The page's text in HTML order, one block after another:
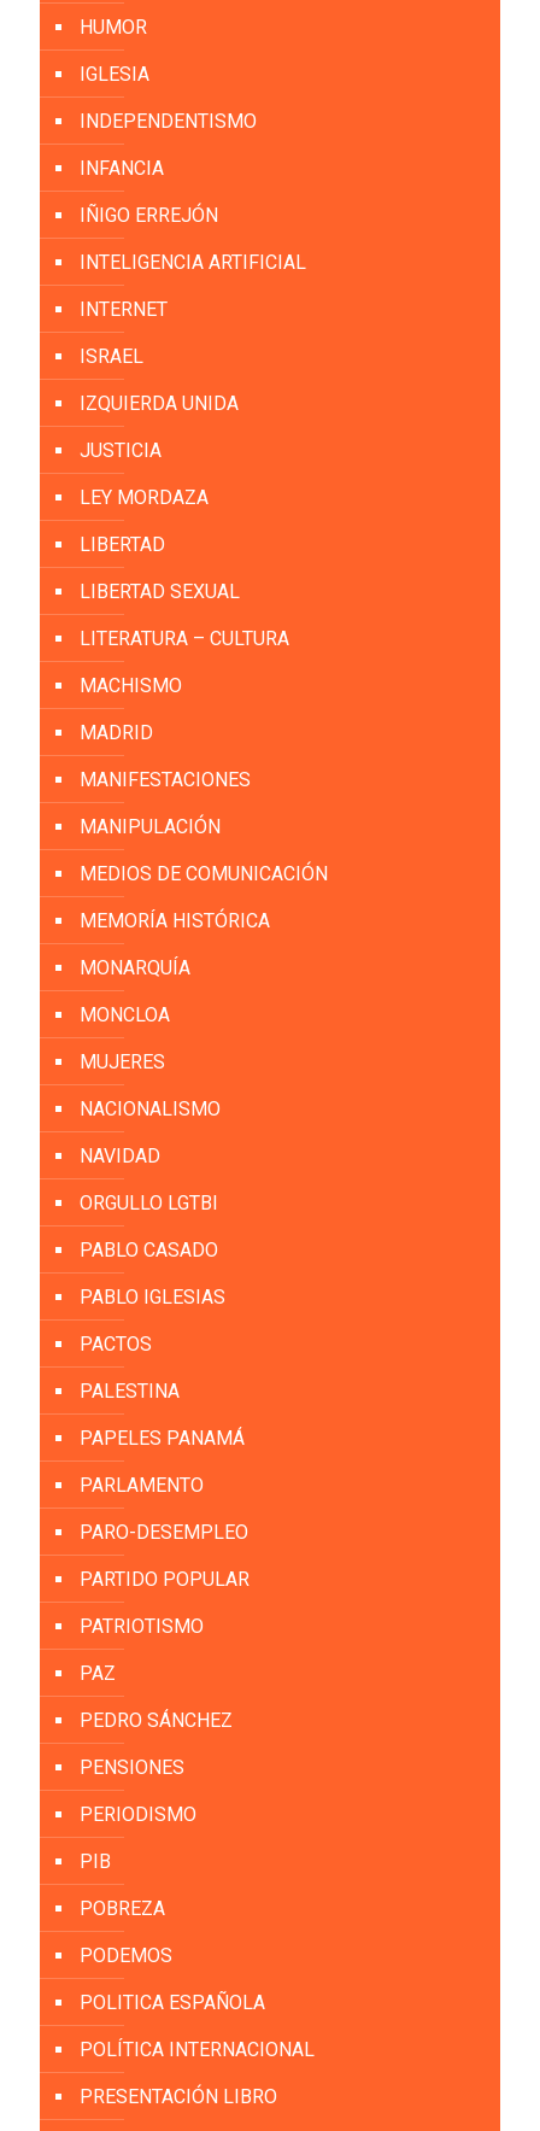
HUMOR
IGLESIA
INDEPENDENTISMO
INFANCIA
IÑIGO ERREJÓN
INTELIGENCIA ARTIFICIAL
INTERNET
ISRAEL
IZQUIERDA UNIDA
JUSTICIA
LEY MORDAZA
LIBERTAD
LIBERTAD SEXUAL
LITERATURA – CULTURA
MACHISMO
MADRID
MANIFESTACIONES
MANIPULACIÓN
MEDIOS DE COMUNICACIÓN
MEMORÍA HISTÓRICA
MONARQUÍA
MONCLOA
MUJERES
NACIONALISMO
NAVIDAD
ORGULLO LGTBI
PABLO CASADO
PABLO IGLESIAS
PACTOS
PALESTINA
PAPELES PANAMÁ
PARLAMENTO
PARO-DESEMPLEO
PARTIDO POPULAR
PATRIOTISMO
PAZ
PEDRO SÁNCHEZ
PENSIONES
PERIODISMO
PIB
POBREZA
PODEMOS
POLITICA ESPAÑOLA
POLÍTICA INTERNACIONAL
PRESENTACIÓN LIBRO